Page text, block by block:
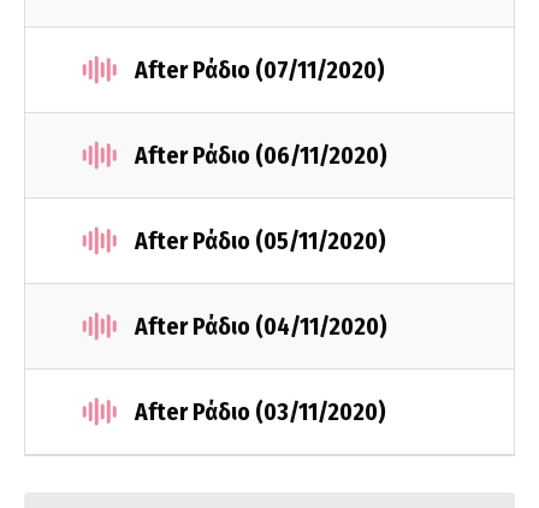
After Ράδιο (07/11/2020)
After Ράδιο (06/11/2020)
After Ράδιο (05/11/2020)
After Ράδιο (04/11/2020)
After Ράδιο (03/11/2020)